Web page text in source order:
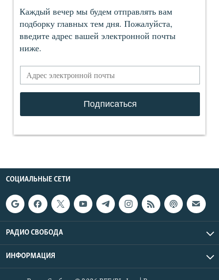
СОЦИАЛЬНЫЕ СЕТИ
РАДИО СВОБОДА
ИНФОРМАЦИЯ